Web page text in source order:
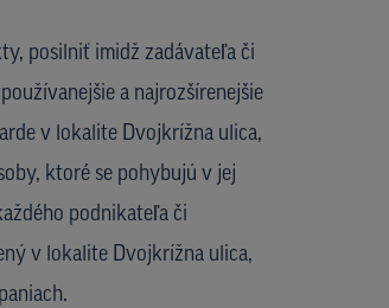
posilniť imidž zadávateľa či
a najrozšírenejšie
v lokalite Dvojkrížna ulica,
ktoré se pohybujú v jej
podnikateľa či
v lokalite Dvojkrížna ulica,